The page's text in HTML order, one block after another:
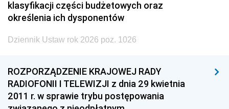
klasyfikacji części budżetowych oraz
określenia ich dysponentów
Dziennik Ustaw rok 2026 poz. 1026
ROZPORZĄDZENIE KRAJOWEJ RADY
RADIOFONII I TELEWIZJI z dnia 29 kwietnia
2011 r. w sprawie trybu postępowania